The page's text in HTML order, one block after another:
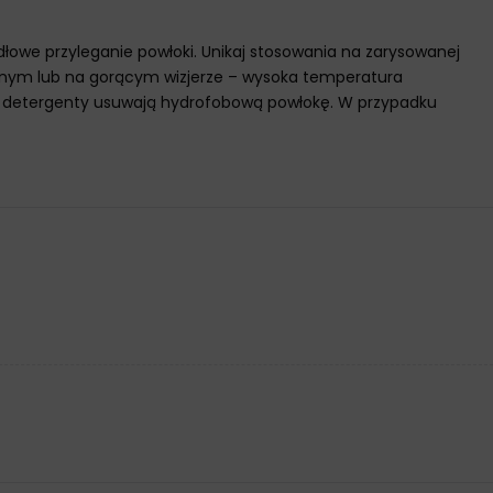
przyleganie powłoki. Unikaj stosowania na zarysowanej
lub na gorącym wizjerze – wysoka temperatura
usuwają hydrofobową powłokę. W przypadku